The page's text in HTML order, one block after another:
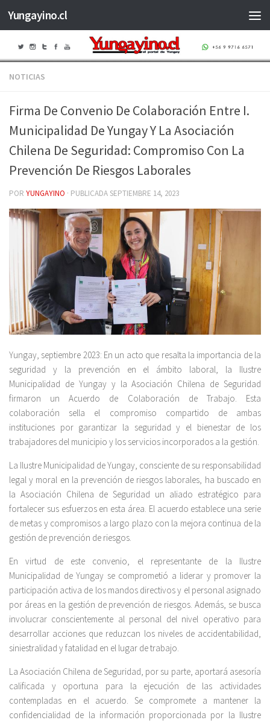
Saltar al contenido
Yungayino.cl
NOTICIAS
Firma De Convenio De Colaboración Entre I.
Municipalidad De Yungay Y La Asociación
Chilena De Seguridad: Compromiso Con La
Prevención De Riesgos Laborales
POR YUNGAYINO · PUBLICADASEPTIEMBRE 14, 2023
Yungay, septiembre 2023: En un acto que resalta la importancia de la
seguridad y la prevención en el ámbito laboral, la Ilustre
Municipalidad de Yungay y la Asociación Chilena de Seguridad
firmaron un Acuerdo de Colaboración de Trabajo. Esta
colaboración sella el compromiso compartido de ambas
instituciones por garantizar la seguridad y el bienestar de los
trabajadores del municipio y los servicios incorporados a la gestión.
La Ilustre Municipalidad de Yungay, consciente de su responsabilidad
legal y moral en la prevención de riesgos laborales, ha buscado en
la Asociación Chilena de Seguridad un aliado estratégico para
fortalecer sus esfuerzos en esta área. El acuerdo establece una serie
de metas y compromisos a largo plazo con la mejora continua de la
gestión de prevención de riesgos.
En virtud de este convenio, el representante de la Ilustre
Municipalidad de Yungay se comprometió a liderar y promover la
participación activa de los mandos directivos y el personal asignado
por áreas en la gestión de prevención de riesgos. Además, se busca
involucrar conscientemente al personal del nivel operativo para
desarrollar acciones que reduzcan los niveles de accidentabilidad,
siniestralidad y fatalidad en el lugar de trabajo.
La Asociación Chilena de Seguridad, por su parte, aportará asesoría
calificada y oportuna para la ejecución de las actividades
contempladas en el acuerdo. Se compromete a mantener la
confidencialidad de la información proporcionada por la Ilustre